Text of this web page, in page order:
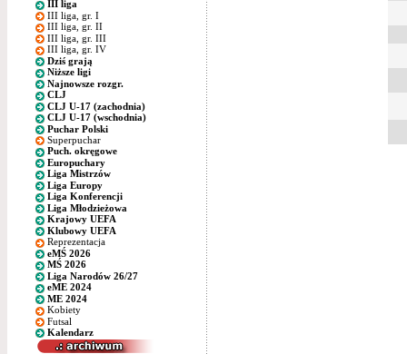
III liga
III liga, gr. I
III liga, gr. II
III liga, gr. III
III liga, gr. IV
Dziś grają
Niższe ligi
Najnowsze rozgr.
CLJ
CLJ U-17 (zachodnia)
CLJ U-17 (wschodnia)
Puchar Polski
Superpuchar
Puch. okręgowe
Europuchary
Liga Mistrzów
Liga Europy
Liga Konferencji
Liga Młodzieżowa
Krajowy UEFA
Klubowy UEFA
Reprezentacja
eMŚ 2026
MŚ 2026
Liga Narodów 26/27
eME 2024
ME 2024
Kobiety
Futsal
Kalendarz